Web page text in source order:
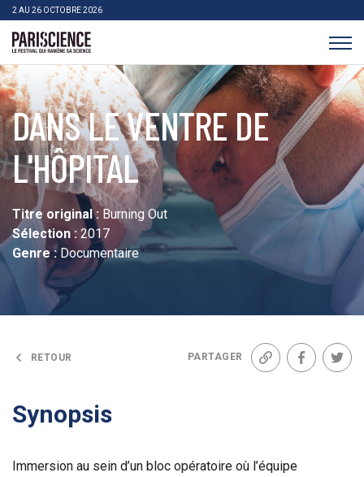
>Aller au contenu
2 AU 26 OCTOBRE 2026
DANS LE VENTRE DE
L'HÔPITAL
Titre original : Burning Out
Sélection : 2017
Genre :Documentaire
RETOUR PARTAGER
Lien Facebook
Synopsis
Immersion au sein d’un bloc opératoire où l’équipe
Panneau de gestion des cookies